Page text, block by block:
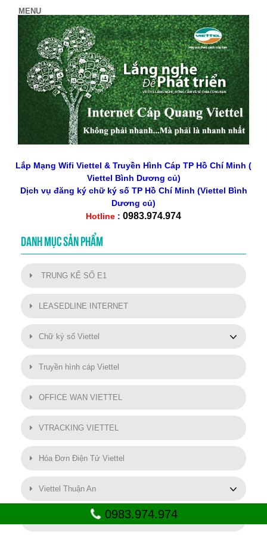
Lắp Mạng Wifi Viettel & Truyền Hình Cáp TP Hồ Chí Minh (
Viettel Bình Dương củ)
Dịch vụ đăng ký chữ ký số TP Hồ Chí Minh (Viettel Bình
Dương củ)
Hotline : 0983.974.974
DANH MỤC SẢN PHẨM
TRUNG KẾ SỐ E1
LEASEDLINE INTERNET
Chữ ký số Viettel
Truyền hình cáp Viettel
OFFICE WAN VIETTEL
VTRACKING VIETTEL
Hóa Đơn Điện Tử Viettel
Viettel Thuận An
SMART MOTOR VIETTEL0983.974.974